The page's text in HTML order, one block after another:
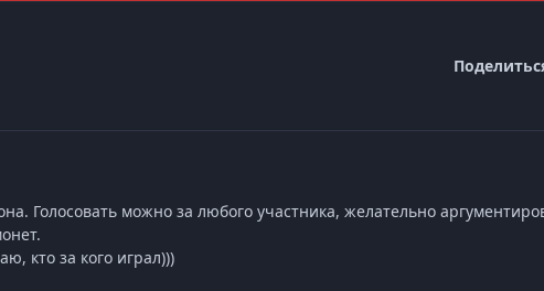
Голосовать можно за любого участника, желательно
кто за кого играл)))